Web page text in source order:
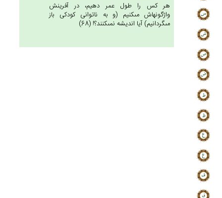
هر كس را طول عمر دهيم، در آفرينش
واژگونه‏اش مى‏كنيم (و به ناتوانى كودكى باز
مى‏گردانيم) آيا انديشه نمى‏كنند؟! (68)